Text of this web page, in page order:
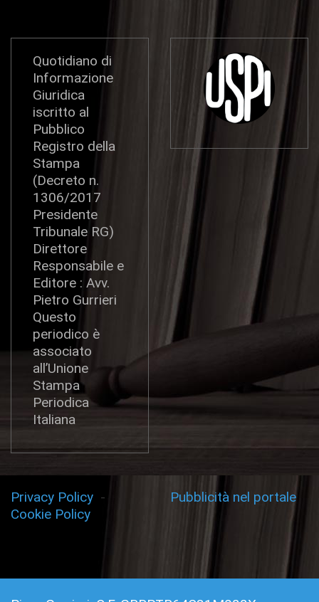
Quotidiano di
Informazione
Giuridica
iscritto al
Pubblico
Registro della
Stampa
(Decreto n.
1306/2017
Presidente
Tribunale RG)
Direttore
Responsabile e
Editore : Avv.
Pietro Gurrieri
Questo
periodico è
associato
all’Unione
Stampa
Periodica
Italiana
Privacy Policy -
Cookie Policy
Pubblicità nel portale